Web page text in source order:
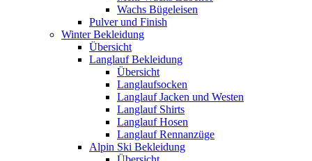
Wachs Bügeleisen
Pulver und Finish
Winter Bekleidung
Übersicht
Langlauf Bekleidung
Übersicht
Langlaufsocken
Langlauf Jacken und Westen
Langlauf Shirts
Langlauf Hosen
Langlauf Rennanzüge
Alpin Ski Bekleidung